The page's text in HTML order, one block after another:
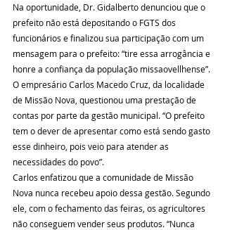
Na oportunidade, Dr. Gidalberto denunciou que o
prefeito não está depositando o FGTS dos
funcionários e finalizou sua participação com um
mensagem para o prefeito: “tire essa arrogância e
honre a confiança da população missaovellhense”.
O empresário Carlos Macedo Cruz, da localidade
de Missão Nova, questionou uma prestação de
contas por parte da gestão municipal. “O prefeito
tem o dever de apresentar como está sendo gasto
esse dinheiro, pois veio para atender as
necessidades do povo”.
Carlos enfatizou que a comunidade de Missão
Nova nunca recebeu apoio dessa gestão. Segundo
ele, com o fechamento das feiras, os agricultores
não conseguem vender seus produtos. “Nunca